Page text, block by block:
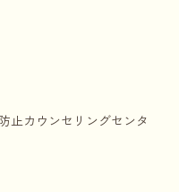
止カウンセリングセンタ